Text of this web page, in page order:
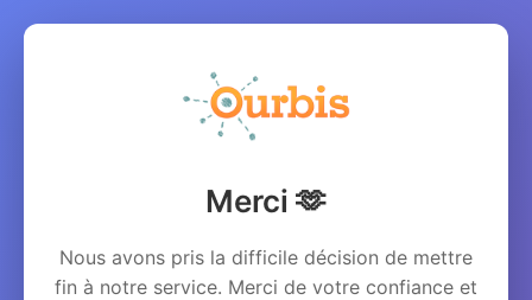
Merci 🫶
Nous avons pris la difficile décision de mettre
fin à notre service. Merci de votre confiance et